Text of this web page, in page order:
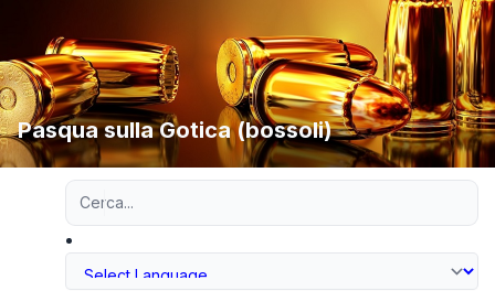
Pasqua sulla Gotica (bossoli)